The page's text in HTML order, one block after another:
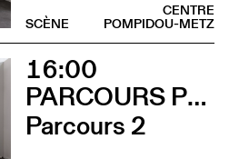
CENTRE
POMPIDOU-METZ
SCÈNE
16:00
PARCOURS PERFORMANCES
Parcours 2